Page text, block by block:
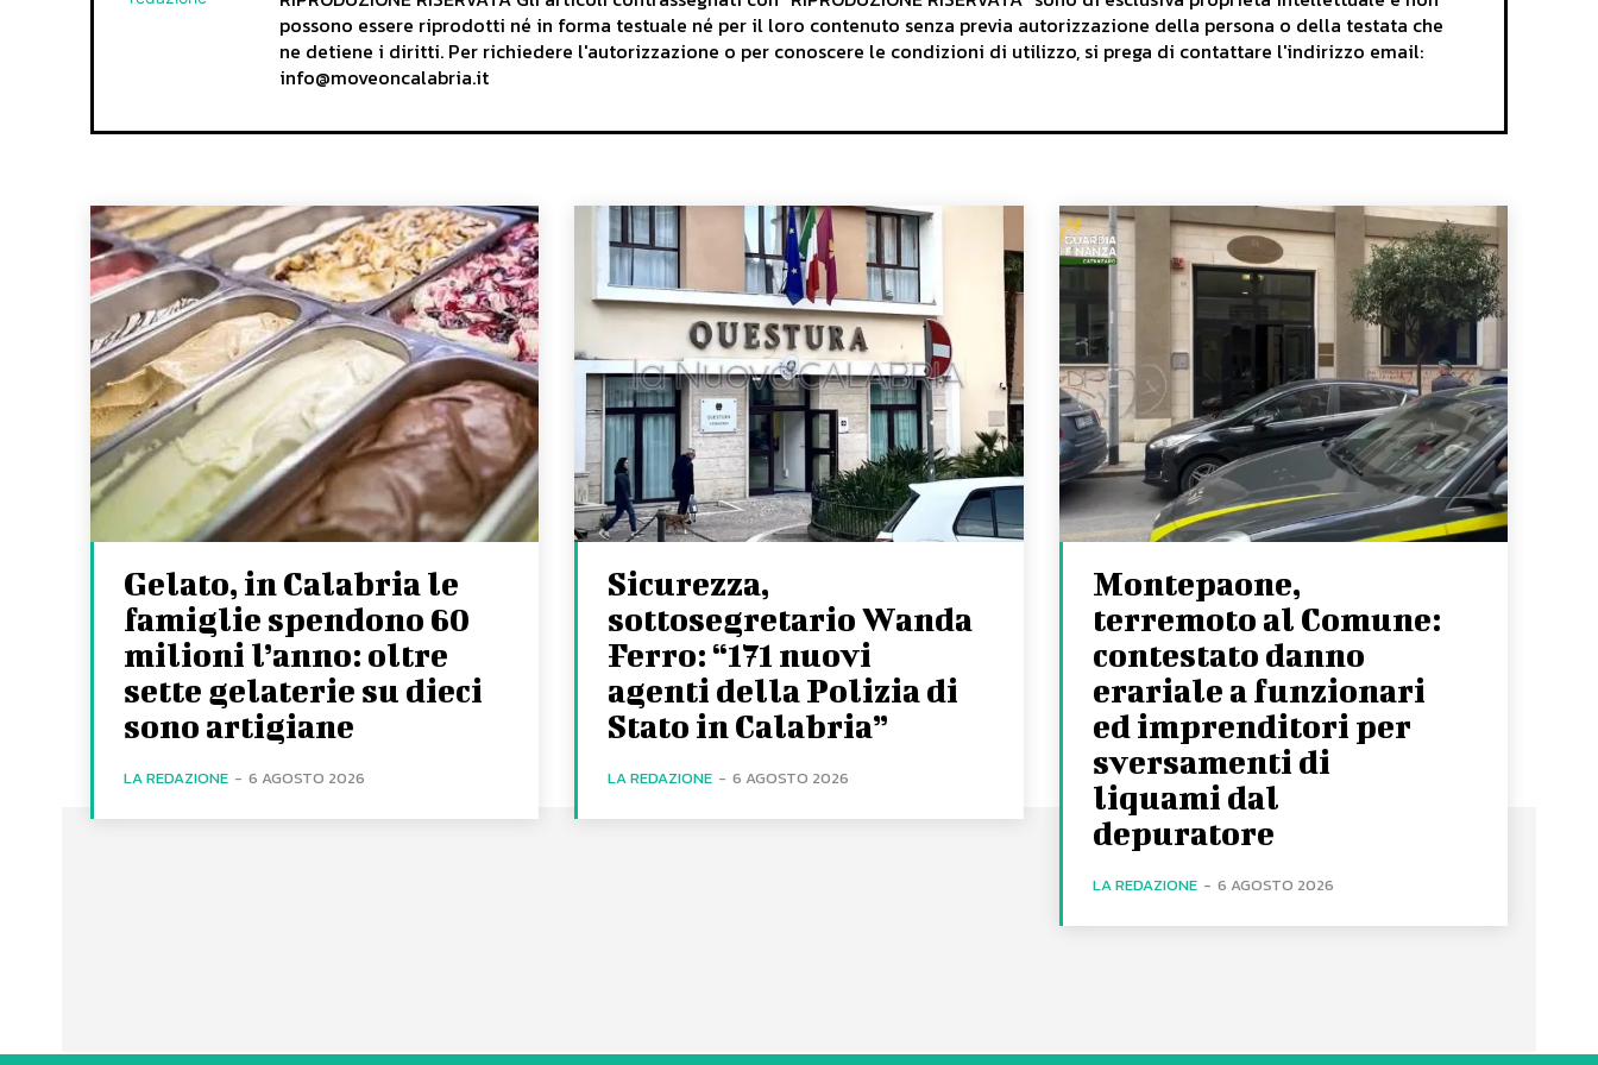
possono essere riprodotti né in forma testuale né per il loro contenuto senza previa autorizzazione della persona o della testata che
ne detiene i diritti. Per richiedere l'autorizzazione o per conoscere le condizioni di utilizzo, si prega di contattare l'indirizzo email:
info@moveoncalabria.it
Gelato, in Calabria le
famiglie spendono 60
milioni l’anno: oltre
sette gelaterie su dieci
sono artigiane
LA REDAZIONE - 6 AGOSTO 2026
Sicurezza,
sottosegretario Wanda
Ferro: “171 nuovi
agenti della Polizia di
Stato in Calabria”
LA REDAZIONE - 6 AGOSTO 2026
Montepaone,
terremoto al Comune:
contestato danno
erariale a funzionari
ed imprenditori per
sversamenti di
liquami dal
depuratore
LA REDAZIONE - 6 AGOSTO 2026